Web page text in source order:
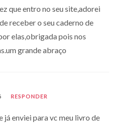
que entro no seu site,adorei
receber o seu caderno de
elas,obrigada pois nos
grande abraço
RESPONDER
já enviei para vc meu livro de